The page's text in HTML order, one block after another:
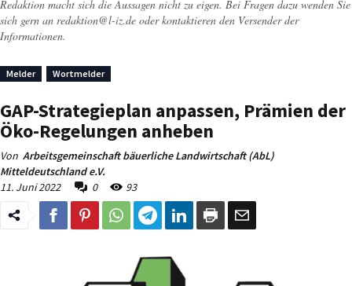
Redaktion macht sich die Aussagen nicht zu eigen. Bei Fragen dazu wenden Sie
sich gern an redaktion@l-iz.de oder kontaktieren den Versender der
Informationen.
Melder Wortmelder
GAP-Strategieplan anpassen, Prämien der
Öko-Regelungen anheben
Von Arbeitsgemeinschaft bäuerliche Landwirtschaft (AbL)
Mitteldeutschland e.V.
11. Juni 2022
0 93